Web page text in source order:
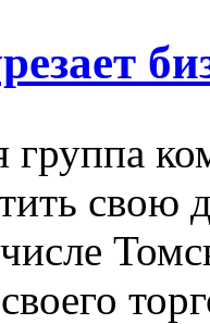
группа
свою